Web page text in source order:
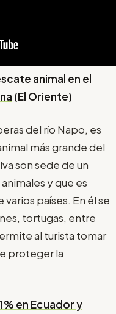
animal en el
(El Oriente)
del río Napo, es
más grande del
son sede de un
y que es
países. En él se
tortugas, entre
al turista tomar
proteger la
en Ecuador y